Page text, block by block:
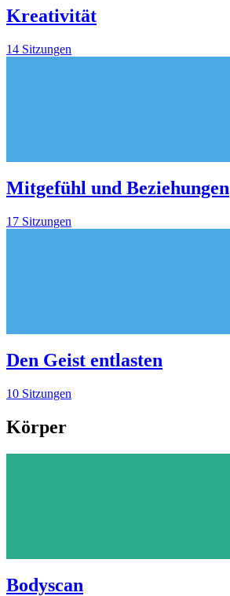
Kreativität
14 Sitzungen
Mitgefühl und Beziehungen
17 Sitzungen
Den Geist entlasten
10 Sitzungen
Körper
Bodyscan